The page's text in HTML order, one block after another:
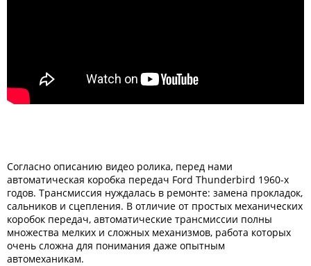
Согласно описанию видео ролика, перед нами
автоматическая коробка передач Ford Thunderbird 1960-х
годов. Трансмиссия нуждалась в ремонте: замена прокладок,
сальников и сцепления. В отличие от простых механических
коробок передач, автоматические трансмиссии полны
множества мелких и сложных механизмов, работа которых
очень сложна для понимания даже опытным
автомеханикам.